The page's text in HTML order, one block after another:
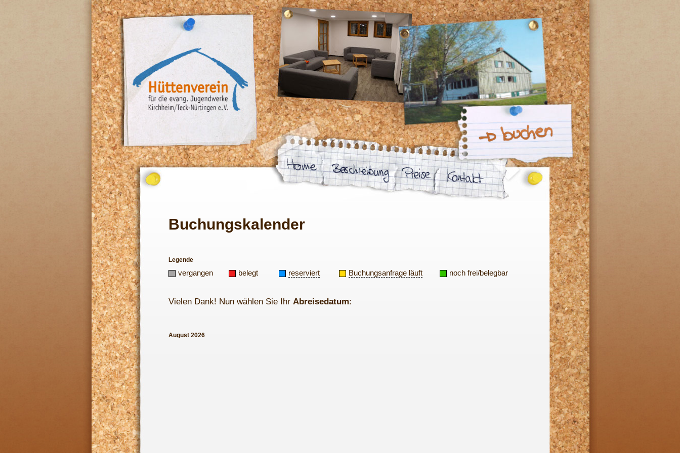
Buchungskalender
Legende
vergangen belegt reserviert Buchungsanfrage läuft noch frei/belegbar
Vielen Dank! Nun wählen Sie Ihr Abreisedatum:
August 2026